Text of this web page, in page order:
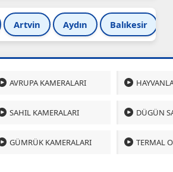
Artvin Aydın Balıkesir
AVRUPA KAMERALARI
SAHIL KAMERALARI DÜGÜN
GÜMRÜK KAMERALARI TERMAL